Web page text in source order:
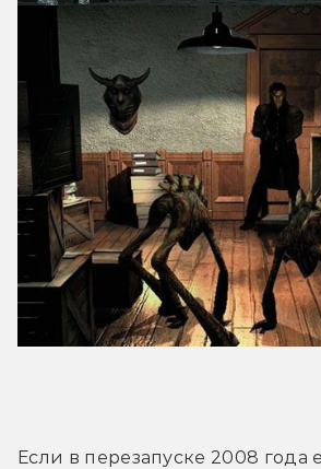
Если в перезапуске 2008 года